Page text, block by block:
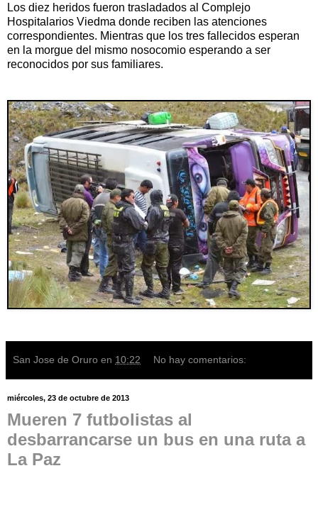
Los diez heridos fueron trasladados al Complejo
Hospitalarios Viedma donde reciben las atenciones
correspondientes. Mientras que los tres fallecidos esperan
en la morgue del mismo nosocomio esperando a ser
reconocidos por sus familiares.
San Jose de Oruro en 10:22 No hay comentarios:
miércoles, 23 de octubre de 2013
Mueren 7 futbolistas al
desbarrancarse un bus en una ruta a
La Paz